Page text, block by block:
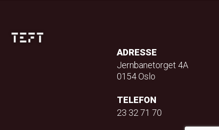
ADRESSE
Jernbanetorget 4A
0154 Oslo
TELEFON
23 32 71 70